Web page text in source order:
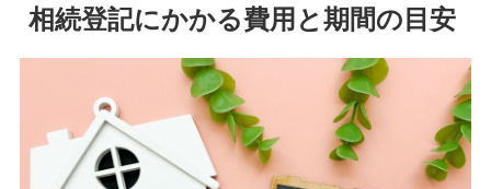
相続登記にかかる費用と期間の目安